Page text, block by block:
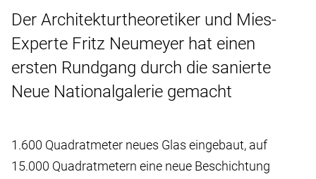
Der Architekturtheoretiker und Mies-
Experte Fritz Neumeyer hat einen
ersten Rundgang durch die sanierte
Neue Nationalgalerie gemacht
1.600 Quadratmeter neues Glas eingebaut, auf
15.000 Quadratmetern eine neue Beschichtung